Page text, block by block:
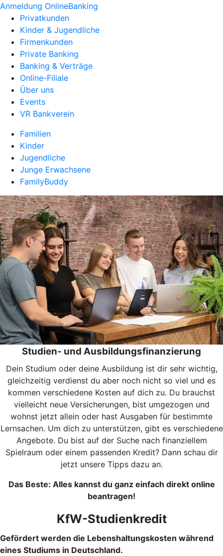
Anmeldung OnlineBanking
Privatkunden
Kinder & Jugendliche
Firmenkunden
Private Banking
Banking & Verträge
Online-Filiale
Über uns
Events
VR Bankverein
Familien
Kinder
Jugendliche
Junge Erwachsene
FamilyBuddy
Studien- und Ausbildungsfinanzierung
Dein Studium oder deine Ausbildung ist dir sehr wichtig,
gleichzeitig verdienst du aber noch nicht so viel und es
kommen verschiedene Kosten auf dich zu. Du brauchst
vielleicht neue Versicherungen, bist umgezogen und
wohnst jetzt allein oder hast Ausgaben für bestimmte
Lernsachen. Um dich zu unterstützen, gibt es verschiedene
Angebote. Du bist auf der Suche nach finanziellem
Spielraum oder einem passenden Kredit? Dann schau dir
jetzt unsere Tipps dazu an.
Das Beste: Alles kannst du ganz einfach direkt online
beantragen!
KfW-Studienkredit
Gefördert werden die Lebenshaltungskosten während
eines Studiums in Deutschland.